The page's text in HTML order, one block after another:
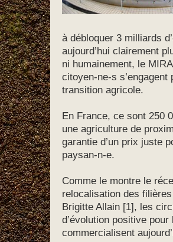
à débloquer 3 milliards
aujourd’hui clairement
ni humainement, le
citoyen-ne-s
transition agricole.
En France, ce sont 250
une agriculture de
garantie d’un prix juste
paysan-n-e.
Comme le montre le
relocalisation des
Brigitte Allain [1], les
d’évolution positive
commercialisent